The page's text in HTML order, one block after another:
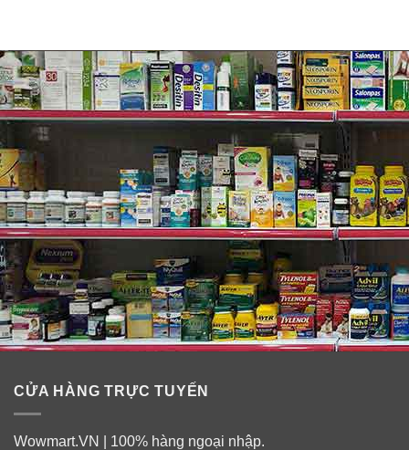
CỬA HÀNG TRỰC TUYẾN
Wowmart.VN | 100% hàng ngoại nhập.